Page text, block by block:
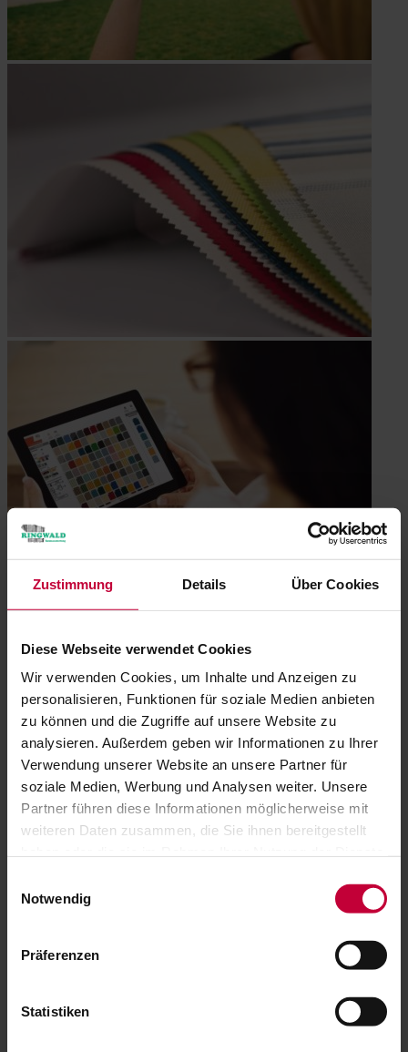
Zustimmung Details Über Cookies
Diese Webseite verwendet Cookies
Wir verwenden Cookies, um Inhalte und Anzeigen zu
personalisieren, Funktionen für soziale Medien anbieten
zu können und die Zugriffe auf unsere Website zu
analysieren. Außerdem geben wir Informationen zu Ihrer
Verwendung unserer Website an unsere Partner für
soziale Medien, Werbung und Analysen weiter. Unsere
Partner führen diese Informationen möglicherweise mit
weiteren Daten zusammen, die Sie ihnen bereitgestellt
Notwendig
Präferenzen
Statistiken
Stoffqualitäten
Zuverlässiger UV-Schutz